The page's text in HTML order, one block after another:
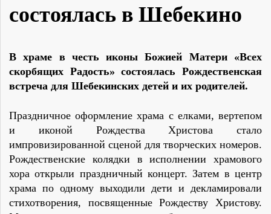
состоялась в Шебекино
В храме в честь иконы Божией Матери «Всех
скорбящих Радость» состоялась Рождественская
встреча для Шебекинских детей и их родителей.
Праздничное оформление храма с елками, вертепом
и иконой Рождества Христова стало
импровизированной сценой для творческих номеров.
Рождественские колядки в исполнении храмового
хора открыли праздничный концерт. Затем в центр
храма по одному выходили дети и декламировали
стихотворения, посвященные Рождеству Христову.